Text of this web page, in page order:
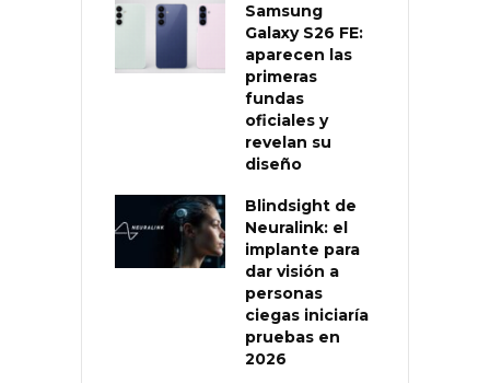
Samsung
Galaxy S26 FE:
aparecen las
primeras
fundas
oficiales y
revelan su
diseño
Blindsight de
Neuralink: el
implante para
dar visión a
personas
ciegas iniciaría
pruebas en
2026